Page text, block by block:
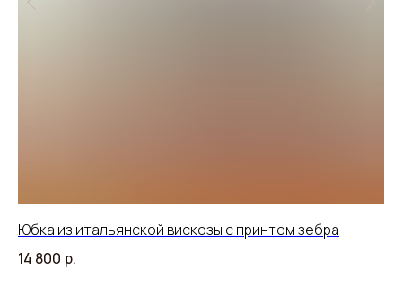
Юбка из итальянской вискозы с принтом зебра
14 800 р.